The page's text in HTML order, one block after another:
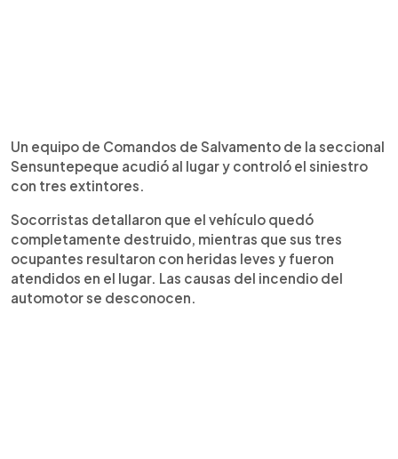
Un equipo de Comandos de Salvamento de la seccional
Sensuntepeque acudió al lugar y controló el siniestro
con tres extintores.
Socorristas detallaron que el vehículo quedó
completamente destruido, mientras que sus tres
ocupantes resultaron con heridas leves y fueron
atendidos en el lugar. Las causas del incendio del
automotor se desconocen.